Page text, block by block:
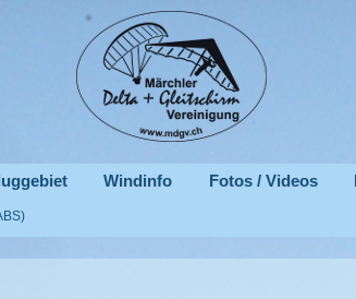
Windinfo Fotos / Videos